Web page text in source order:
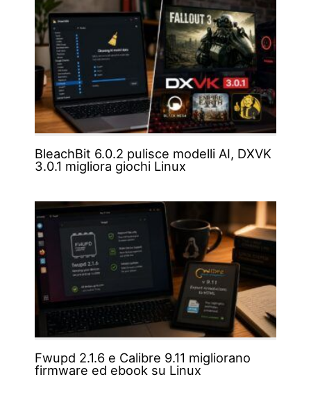
BleachBit 6.0.2 pulisce modelli AI, DXVK
3.0.1 migliora giochi Linux
Fwupd 2.1.6 e Calibre 9.11 migliorano
firmware ed ebook su Linux